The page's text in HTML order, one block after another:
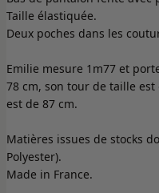
Taille élastiquée.
Deux poches dans les
Emilie mesure 1m77 et
78 cm, son tour de taille
est de 87 cm.
Matières issues de stocks
Polyester).
Made in France.